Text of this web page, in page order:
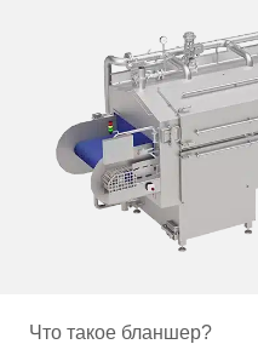
Что такое бланшер?